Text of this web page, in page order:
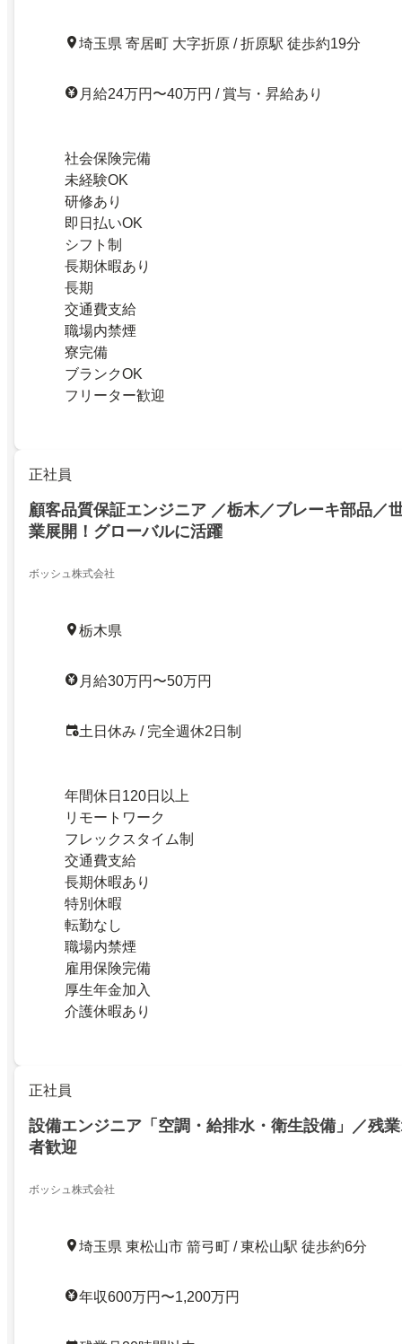
埼玉県 寄居町 大字折原 / 折原駅 徒歩約19分
月給24万円〜40万円 / 賞与・昇給あり
社会保険完備
未経験OK
研修あり
即日払いOK
シフト制
長期休暇あり
長期
交通費支給
職場内禁煙
寮完備
ブランクOK
フリーター歓迎
正社員
顧客品質保証エンジニア ／栃木／ブレーキ部品／
業展開！グローバルに活躍
ボッシュ株式会社
栃木県
月給30万円〜50万円
土日休み / 完全週休2日制
年間休日120日以上
リモートワーク
フレックスタイム制
交通費支給
長期休暇あり
特別休暇
転勤なし
職場内禁煙
雇用保険完備
厚生年金加入
介護休暇あり
正社員
設備エンジニア「空調・給排水・衛生設備」／残
者歓迎
ボッシュ株式会社
埼玉県 東松山市 箭弓町 / 東松山駅 徒歩約6分
年収600万円〜1,200万円